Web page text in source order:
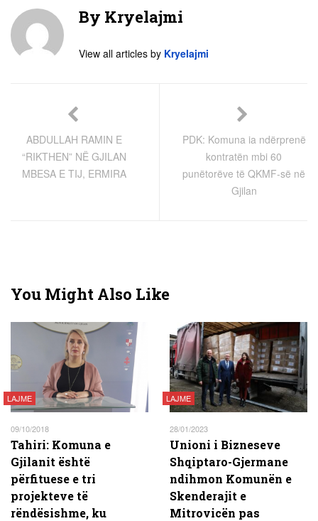
By Kryelajmi
View all articles by Kryelajmi
ABDULLAH RAMIN E
“RIKTHEN” NË GJILAN
MBESA E TIJ, ERMIRA
PDK: Komuna ia ndërprenë
kontratën mbi 60
punëtorëve të QKMF-së në
Gjilan
You Might Also Like
LAJME
09/10/2018
Tahiri: Komuna e
Gjilanit është
përfituese e tri
projekteve të
rëndësishme, ku
LAJME
28/01/2023
Unioni i Bizneseve
Shqiptaro-Gjermane
ndihmon Komunën e
Skenderajit e
Mitrovicën pas